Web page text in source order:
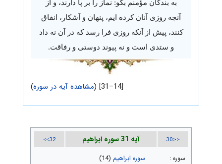
به بندگان مؤمنم بگو: نماز را بر پا دارند، و از
آنچه روزی آنان کرده ایم، پنهان و آشکار، انفاق
کنند، پیش از آنکه روزی فرا رسد که در آن نه داد
و ستدی است و نه پیوند دوستی و رفاقت.
[14–31] ( مشاهده آیه در سوره)
<<30 آیه 31 سوره ابراهیم 32>>
سوره : سوره ابراهیم (14)